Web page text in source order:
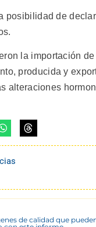
posibilidad de
la importación
producida y
alteraciones
de calidad que